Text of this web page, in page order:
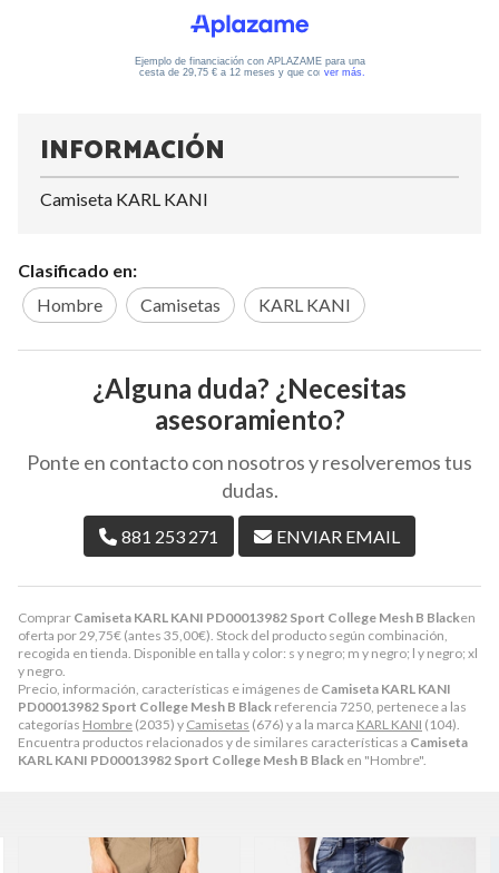
Comprar Camiseta KARL KANI PD00013982 Sport College Mesh B Blacken
oferta por 29,75€ (antes 35,00€). Stock del producto según combinación,
recogida en tienda. Disponible en talla y color: s y negro; m y negro; l y negro; xl
y negro.
Precio, información, características e imágenes de Camiseta KARL KANI
PD00013982 Sport College Mesh B Black referencia 7250, pertenece a las
categorías Hombre (2035) y Camisetas (676) y a la marca KARL KANI (104).
Encuentra productos relacionados y de similares características a Camiseta
KARL KANI PD00013982 Sport College Mesh B Black en "Hombre".
INFORMACIÓN
Camiseta KARL KANI
Clasificado en:
Hombre
Camisetas KARL KANI
¿Alguna duda? ¿Necesitas
asesoramiento?
Ponte en contacto con nosotros y resolveremos tus
dudas.
881 253 271 ENVIAR EMAIL